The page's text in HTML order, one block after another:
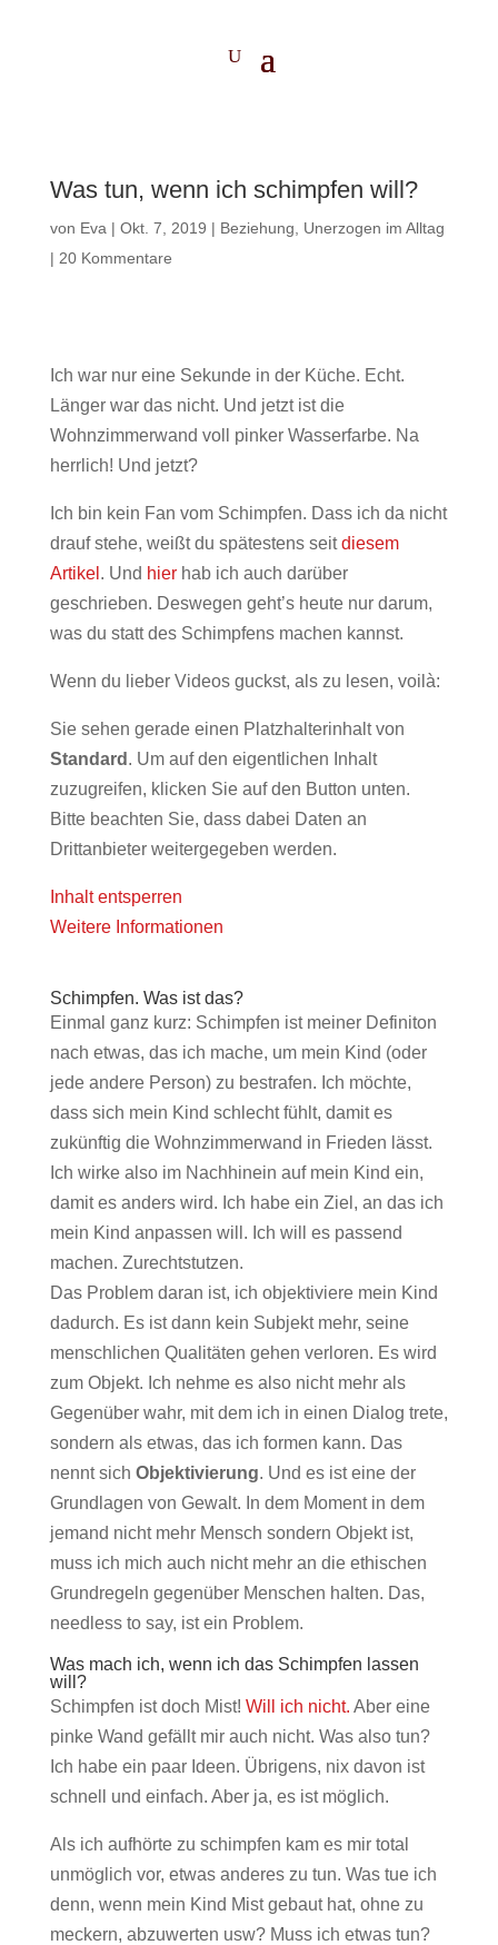
Was tun, wenn ich schimpfen will?
von Eva | Okt. 7, 2019 | Beziehung
Unerzogen im Alltag
| 20 Kommentare
Ich war nur eine Sekunde in der Küche. Echt.
Länger war das nicht. Und jetzt ist die
Wohnzimmerwand voll pinker Wasserfarbe. Na
herrlich! Und jetzt?
Ich bin kein Fan vom Schimpfen. Dass ich da nicht
drauf stehe, weißt du spätestens seitdiesem
Artikel . Und hierhab ich auch darüber
geschrieben. Deswegen geht’s heute nur darum,
was du statt des Schimpfens machen kannst.
Wenn du lieber Videos guckst, als zu lesen, voilà:
Sie sehen gerade einen Platzhalterinhalt von
Standard . Um auf den eigentlichen Inhalt
zuzugreifen, klicken Sie auf den Button unten.
Bitte beachten Sie, dass dabei Daten an
Drittanbieter weitergegeben werden.
Inhalt entsperren
Weitere Informationen
Schimpfen. Was ist das?
Einmal ganz kurz: Schimpfen ist meiner Definiton
nach etwas, das ich mache, um mein Kind (oder
jede andere Person) zu bestrafen. Ich möchte,
dass sich mein Kind schlecht fühlt, damit es
zukünftig die Wohnzimmerwand in Frieden lässt.
Ich wirke also im Nachhinein auf mein Kind ein,
damit es anders wird. Ich habe ein Ziel, an das ich
mein Kind anpassen will. Ich will es passend
machen. Zurechtstutzen.
Das Problem daran ist, ich objektiviere mein Kind
dadurch. Es ist dann kein Subjekt mehr, seine
menschlichen Qualitäten gehen verloren. Es wird
zum Objekt. Ich nehme es also nicht mehr als
Gegenüber wahr, mit dem ich in einen Dialog trete,
sondern als etwas, das ich formen kann. Das
nennt sich Objektivierung. Und es ist eine der
Grundlagen von Gewalt. In dem Moment in dem
jemand nicht mehr Mensch sondern Objekt ist,
muss ich mich auch nicht mehr an die ethischen
Grundregeln gegenüber Menschen halten. Das,
needless to say, ist ein Problem.
Was mach ich, wenn ich das Schimpfen lassen
will?
Schimpfen ist doch Mist! Will ich nicht. Aber eine
pinke Wand gefällt mir auch nicht. Was also tun?
Ich habe ein paar Ideen. Übrigens, nix davon ist
schnell und einfach. Aber ja, es ist möglich.
Als ich aufhörte zu schimpfen kam es mir total
unmöglich vor, etwas anderes zu tun. Was tue ich
denn, wenn mein Kind Mist gebaut hat, ohne zu
meckern, abzuwerten usw? Muss ich etwas tun?